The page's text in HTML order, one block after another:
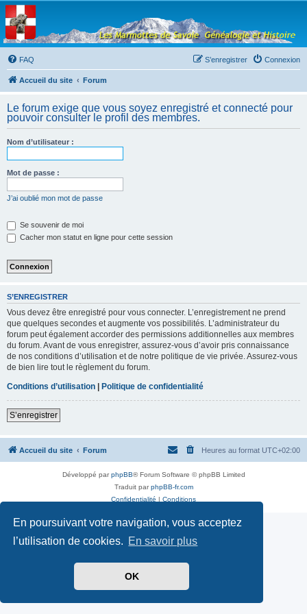
En poursuivant votre navigation, vous acceptez
l’utilisation de cookies. En savoir plus
OK
Les Marmottes de
Savoie
Forum d'entraide généalogique
FAQ
Connexion
S’enregistrer
Accueil du site Forum
Le forum exige que vous soyez enregistré et connecté pour
pouvoir consulter le profil des membres.
Nom d’utilisateur :
Mot de passe :
J’ai oublié mon mot de passe
Se souvenir de moi
Cacher mon statut en ligne pour cette session
S’ENREGISTRER
Vous devez être enregistré pour vous connecter. L’enregistrement ne prend
que quelques secondes et augmente vos possibilités. L’administrateur du
forum peut également accorder des permissions additionnelles aux membres
du forum. Avant de vous enregistrer, assurez-vous d’avoir pris connaissance
de nos conditions d’utilisation et de notre politique de vie privée. Assurez-vous
de bien lire tout le règlement du forum.
Conditions d’utilisation
Politique de confidentialité
S’enregistrer
Accueil du site Forum Heures au format UTC+02:00
Développé parphpBB® Forum Software © phpBB Limited
Traduit parphpBB-fr.com
Confidentialité | Conditions